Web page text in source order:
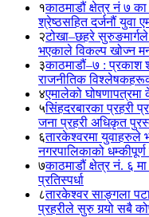
१काठमाडौं क्षेत्र नं ७
श्रेष्ठसहित दर्जनौं युवा
२टोखा–छहरे
भएकाले विकल्प खोज्न
३काठमाडौं–७ : प्रकाश
राजनीतिक
४एमालेको घोषणापत्रमा
५सिंहदरबारका प्रहरी
जना प्रहरी अधिकृत
६तारकेश्वरमा युवाहरुले
नगरपालिकाको धम्कीपूर्ण
७काठमाडौं क्षेत्र नं. ६
प्रतिस्पर्धा
८तारकेश्वर साङ्गला
प्रहरीले सुरु गर्‍यो सबै